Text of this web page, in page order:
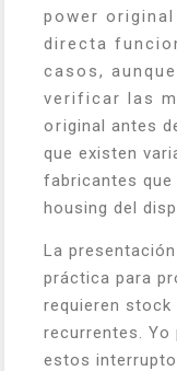
power
directa
casos,
verificar las
original antes
que existen
fabricantes que
housing del
La
práctica para
requieren stock
recurrentes. Yo
estos